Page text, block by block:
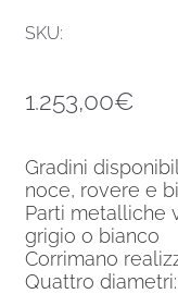
SKU:
1.253,00€
Gradini
noce, rovere e
Parti metalliche
grigio o bianco
Corrimano
Quattro diametri: